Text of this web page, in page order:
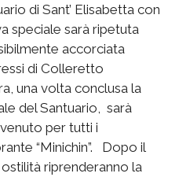
di Sant’ Elisabetta con
speciale sarà ripetuta
accorciata
di Colleretto
una volta conclusa la
del Santuario, sarà
per tutti i
“Minichin”. Dopo il
riprenderanno la